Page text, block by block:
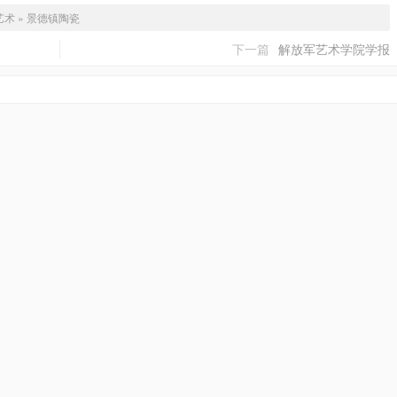
术 » 景德镇陶瓷
下一篇 解放军艺术学院学报